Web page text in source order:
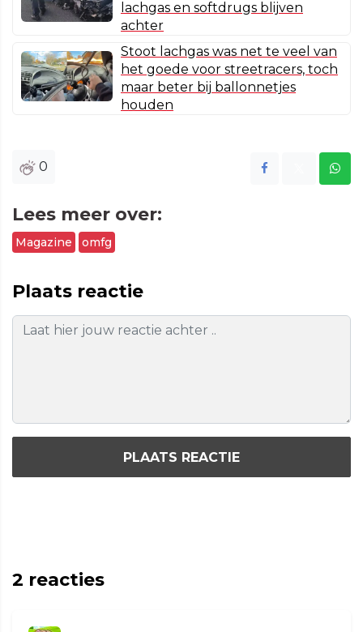
lachgas en softdrugs blijven
achter
Stoot lachgas was net te veel van
het goede voor streetracers, toch
maar beter bij ballonnetjes
houden
0
Lees meer over:
Magazine omfg
Plaats reactie
PLAATS REACTIE
2 reacties